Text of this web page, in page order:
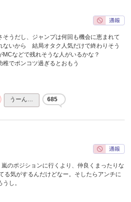
そうだし、ジャンプは何回も機会に恵まれて
ないから 結局オタク人気だけで終わりそう
などで残れそうな人がいるかな？
稚でポンコツ過ぎるとおもう
うーん… 685
のポジションに行くより、仲良くまったりな
る気がするんだけどなー。そしたらアンチに
し。